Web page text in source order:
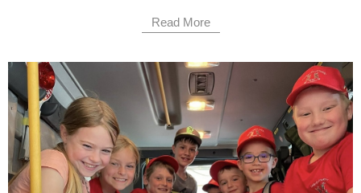
Read More